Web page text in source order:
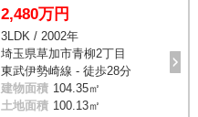
2,480万円
3LDK / 2002年
埼玉県草加市青柳2丁目
東武伊勢崎線 - 徒歩28分
建物面積 104.35㎡
土地面積 100.13㎡